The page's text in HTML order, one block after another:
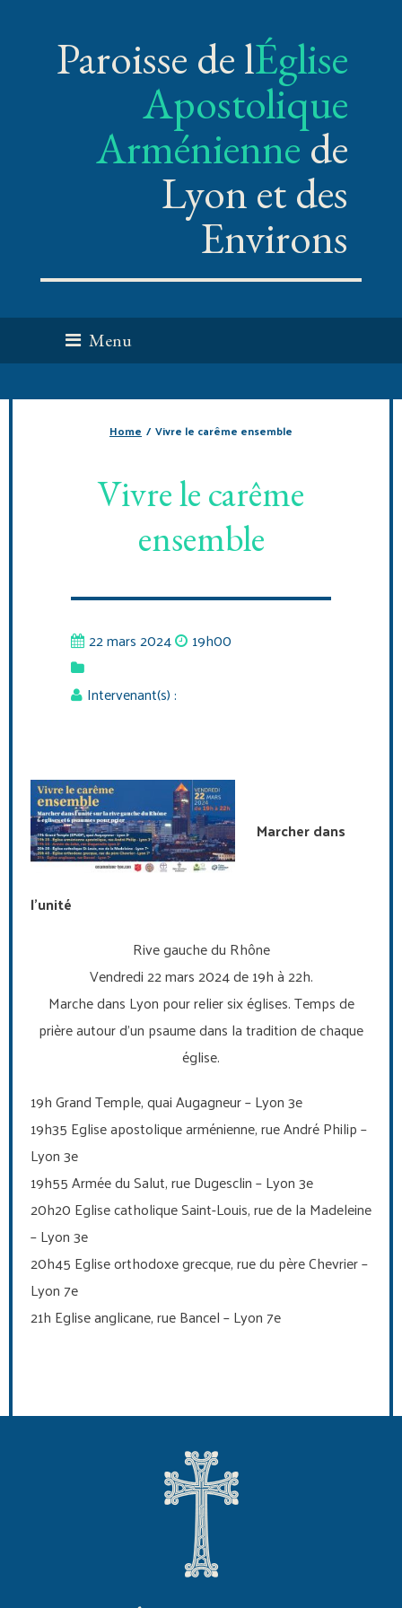
Paroisse de lÉglise
Apostolique
Arméniennede
Lyon et des
Environs
Menu
Home / Vivre le carême ensemble
Vivre le carême
ensemble
22 mars 2024 19h00
Intervenant(s) :
Marcher dans
l’unité
Rive gauche du Rhône
Vendredi 22 mars 2024 de 19h à 22h.
Marche dans Lyon pour relier six églises. Temps de
prière autour d’un psaume dans la tradition de chaque
église.
19h Grand Temple, quai Augagneur – Lyon 3e
19h35 Eglise apostolique arménienne, rue André Philip –
Lyon 3e
19h55 Armée du Salut, rue Dugesclin – Lyon 3e
20h20 Eglise catholique Saint-Louis, rue de la Madeleine
– Lyon 3e
20h45 Eglise orthodoxe grecque, rue du père Chevrier –
Lyon 7e
21h Eglise anglicane, rue Bancel – Lyon 7e